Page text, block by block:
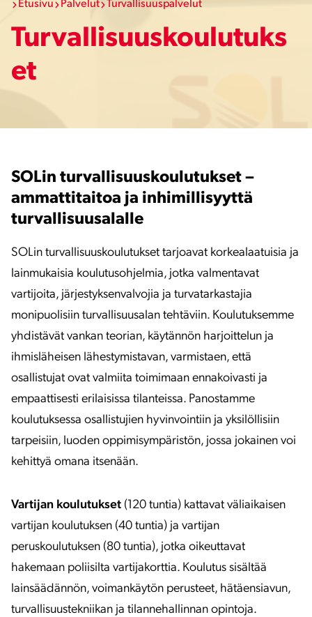
Etusivu Palvelut Turvallisuuspalvelut
Turvallisuuskoulutuks
et
SOLin turvallisuuskoulutukset –
ammattitaitoa ja inhimillisyyttä
turvallisuusalalle
SOLin turvallisuuskoulutukset tarjoavat korkealaatuisia ja
lainmukaisia koulutusohjelmia, jotka valmentavat
vartijoita, järjestyksenvalvojia ja turvatarkastajia
monipuolisiin turvallisuusalan tehtäviin. Koulutuksemme
yhdistävät vankan teorian, käytännön harjoittelun ja
ihmisläheisen lähestymistavan, varmistaen, että
osallistujat ovat valmiita toimimaan ennakoivasti ja
empaattisesti erilaisissa tilanteissa. Panostamme
koulutuksessa osallistujien hyvinvointiin ja yksilöllisiin
tarpeisiin, luoden oppimisympäristön, jossa jokainen voi
kehittyä omana itsenään.
Vartijan koulutukset (120 tuntia) kattavat väliaikaisen
vartijan koulutuksen (40 tuntia) ja vartijan
peruskoulutuksen (80 tuntia), jotka oikeuttavat
hakemaan poliisilta vartijakorttia. Koulutus sisältää
lainsäädännön, voimankäytön perusteet, hätäensiavun,
turvallisuustekniikan ja tilannehallinnan opintoja.